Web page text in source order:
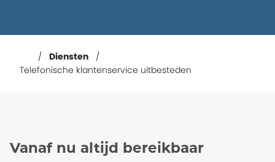
Diensten
Telefonische klantenservice uitbesteden
Vanaf nu altijd bereikbaar